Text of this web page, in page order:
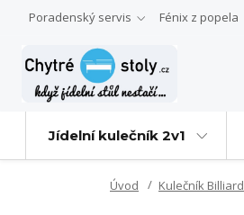
Poradenský servis Fénix z popela
Jídelní kulečník 2v1
Úvod Kulečník Billiard